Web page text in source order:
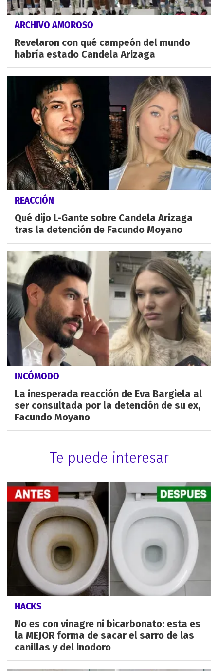
ARCHIVO AMOROSO
Revelaron con qué campeón del mundo
habría estado Candela Arizaga
REACCIÓN
Qué dijo L-Gante sobre Candela Arizaga
tras la detención de Facundo Moyano
INCÓMODO
La inesperada reacción de Eva Bargiela al
ser consultada por la detención de su ex,
Facundo Moyano
Te puede interesar
HACKS
No es con vinagre ni bicarbonato: esta es
la MEJOR forma de sacar el sarro de las
canillas y del inodoro